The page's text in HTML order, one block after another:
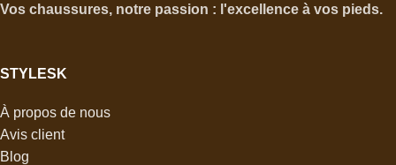
Vos chaussures, notre passion : l'excellence à vos pieds.
STYLESK
À propos de nous
Avis client
Blog